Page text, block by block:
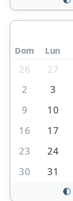
Dom Lun
26 27
2
3
9
10
16
17
23
24
30
31